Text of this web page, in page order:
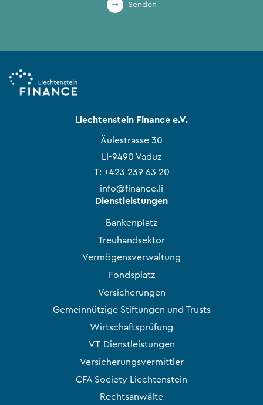
Senden
Liechtenstein Finance e.V.
Äulestrasse 30
LI-9490 Vaduz
T: +423 239 63 20
info@finance.li
Dienstleistungen
Bankenplatz
Treuhandsektor
Vermögensverwaltung
Fondsplatz
Versicherungen
Gemeinnützige Stiftungen und Trusts
Wirtschaftsprüfung
VT-Dienstleistungen
Versicherungsvermittler
CFA Society Liechtenstein
Rechtsanwälte